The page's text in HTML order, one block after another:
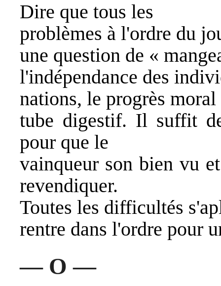
Dire que tous les
problèmes à l'ordre du
une question de «
l'indépendance des
nations, le progrès
tube digestif. Il suffit
pour que le
vainqueur son bien vu
revendiquer.
Toutes les difficultés
rentre dans l'ordre pour
— O —